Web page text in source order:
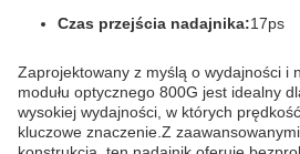
Czas przejścia nadajnika:17ps
Zaprojektowany z myślą o wydajności i
modułu optycznego 800G jest idealny
wysokiej wydajności, w których
kluczowe znaczenie.Z